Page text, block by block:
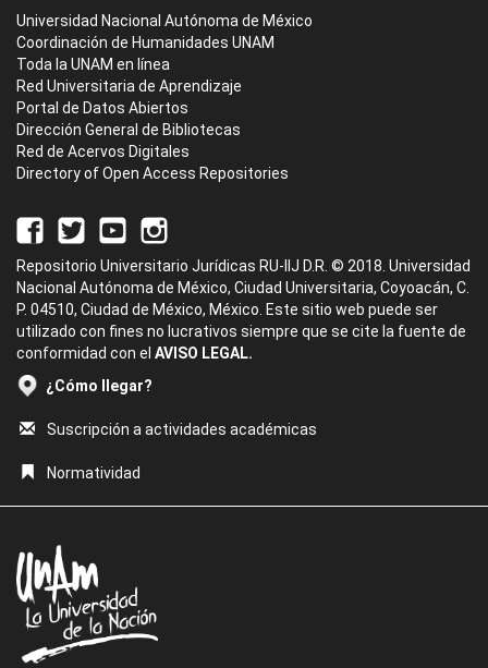
Universidad Nacional Autónoma de México
Coordinación de Humanidades UNAM
Toda la UNAM en línea
Red Universitaria de Aprendizaje
Portal de Datos Abiertos
Dirección General de Bibliotecas
Red de Acervos Digitales
Directory of Open Access Repositories
Repositorio Universitario Jurídicas RU-IIJ D.R. © 2018. Universidad
Nacional Autónoma de México, Ciudad Universitaria, Coyoacán, C.
P. 04510, Ciudad de México, México. Este sitio web puede ser
utilizado con fines no lucrativos siempre que se cite la fuente de
conformidad con el AVISO LEGAL.
¿Cómo llegar?
Suscripción a actividades académicas
Normatividad